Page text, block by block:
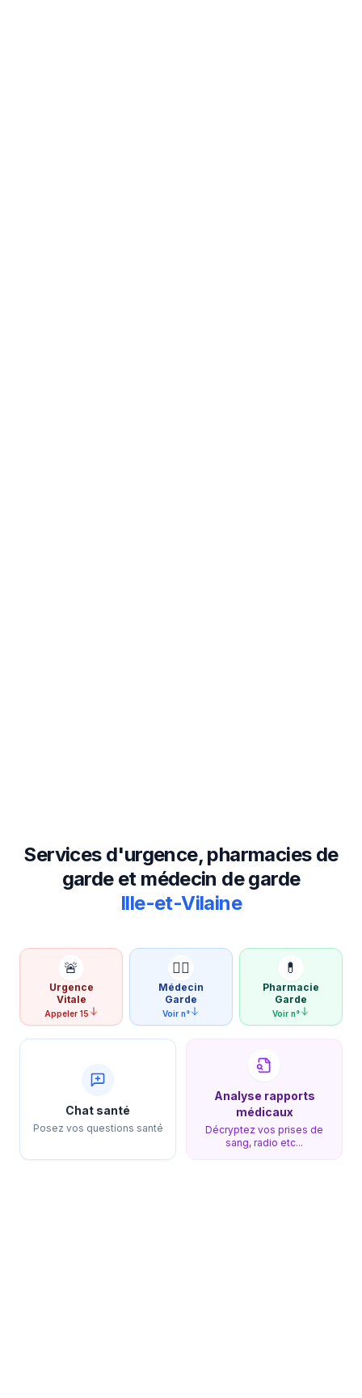
Services d'urgence, pharmacies de
garde et médecin de garde
Ille-et-Vilaine
🚨
Urgence
Vitale
Appeler 15
👨‍⚕️
Médecin
Garde
Voir n°
💊
Pharmacie
Garde
Voir n°
Chat santé
Posez vos questions santé
Analyse rapports
médicaux
Décryptez vos prises de
sang, radio etc...